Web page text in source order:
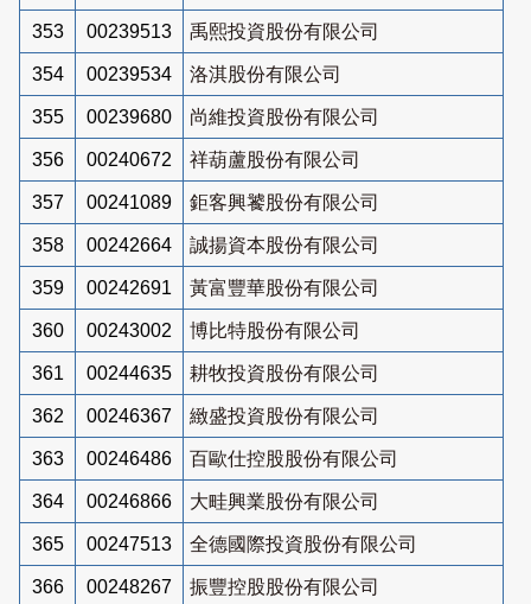
353 00239513 禹熙投資股份有限公司
354 00239534 洛淇股份有限公司
355 00239680 尚維投資股份有限公司
356 00240672 祥葫蘆股份有限公司
357 00241089 鉅客興饕股份有限公司
358 00242664 誠揚資本股份有限公司
359 00242691 黃富豐華股份有限公司
360 00243002 博比特股份有限公司
361 00244635 耕牧投資股份有限公司
362 00246367 緻盛投資股份有限公司
363 00246486 百歐仕控股股份有限公司
364 00246866 大畦興業股份有限公司
365 00247513 全德國際投資股份有限公司
366 00248267 振豐控股股份有限公司